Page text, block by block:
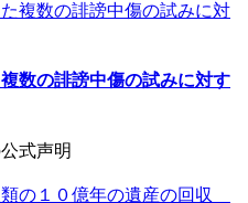
数の誹謗中傷の試みに対す
式声明